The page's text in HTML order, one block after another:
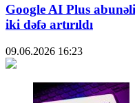
Google AI Plus
iki dəfə artırıldı
09.06.2026 16:23